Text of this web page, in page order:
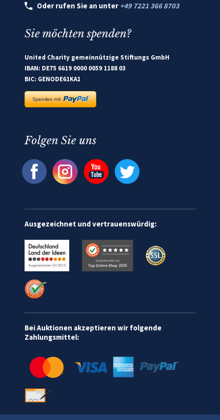
Oder rufen Sie an unter +49 7221 366 8703
Sie möchten spenden?
United Charity gemeinnützige Stiftungs GmbH
IBAN: DE75 6619 0000 0059 1188 03
BIC: GENODE61KA1
Folgen Sie uns
Ausgezeichnet und vertrauenswürdig:
Bei Auktionen akzeptieren wir folgende
Zahlungsmittel: